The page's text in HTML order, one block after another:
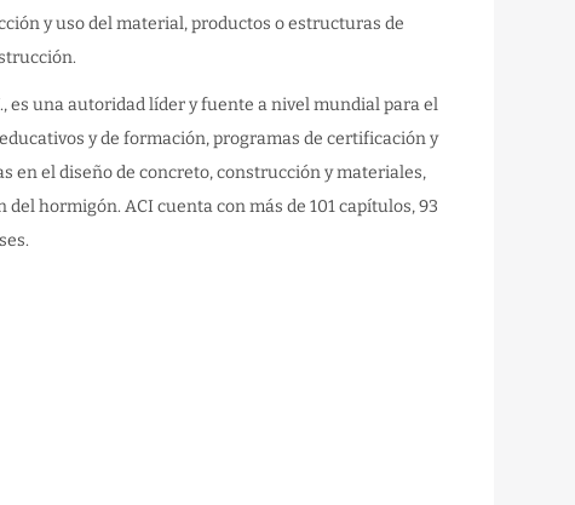
y uso del material, productos o estructuras de
es una autoridad líder y fuente a nivel mundial para el
y de formación, programas de certificación y
en el diseño de concreto, construcción y materiales,
hormigón. ACI cuenta con más de 101 capítulos, 93